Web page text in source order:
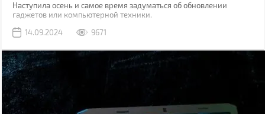
Наступила осень и самое время задуматься об обновлении
гаджетов или компьютерной техники.
14.09.2024
9671